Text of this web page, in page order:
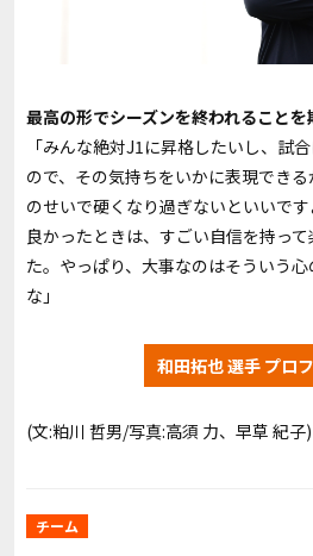
――最高の形でシーズンを終われることを
「みんな絶対J1に昇格したいし、試
ので、その気持ちをいかに表現でき
のせいで硬くなり過ぎないといいで
良かったときは、すごい自信を持っ
た。やっぱり、大事なのはそういう
な」
和田拓也 選手 プロ
(文:粕川 哲男/写真:高須 力、早草 紀子)
チーム